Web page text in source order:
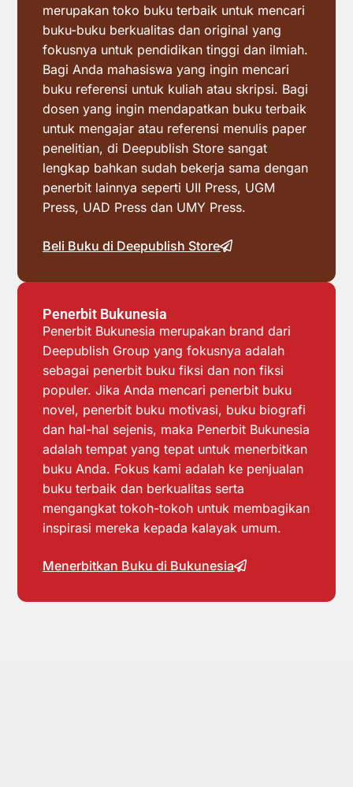
merupakan toko buku terbaik untuk mencari
buku-buku berkualitas dan original yang
fokusnya untuk pendidikan tinggi dan ilmiah.
Bagi Anda mahasiswa yang ingin mencari
buku referensi untuk kuliah atau skripsi. Bagi
dosen yang ingin mendapatkan buku terbaik
untuk mengajar atau referensi menulis paper
penelitian, di Deepublish Store sangat
lengkap bahkan sudah bekerja sama dengan
penerbit lainnya seperti UII Press, UGM
Press, UAD Press dan UMY Press.
Beli Buku di Deepublish Store
Penerbit Bukunesia
Penerbit Bukunesia merupakan brand dari
Deepublish Group yang fokusnya adalah
sebagai penerbit buku fiksi dan non fiksi
populer. Jika Anda mencari penerbit buku
novel, penerbit buku motivasi, buku biografi
dan hal-hal sejenis, maka Penerbit Bukunesia
adalah tempat yang tepat untuk menerbitkan
buku Anda. Fokus kami adalah ke penjualan
buku terbaik dan berkualitas serta
mengangkat tokoh-tokoh untuk membagikan
inspirasi mereka kepada kalayak umum.
Menerbitkan Buku di Bukunesia